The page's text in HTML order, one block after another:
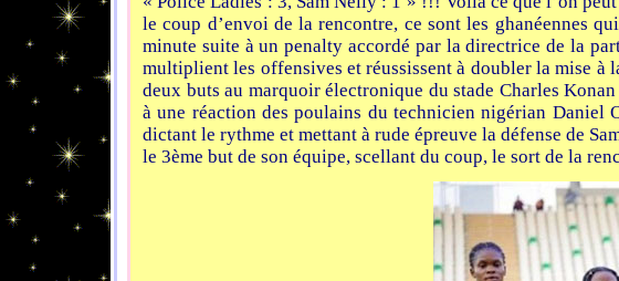
le coup d’envoi de la rencontre, ce sont les ghanéennes
minute suite à un penalty accordé par la directrice de la
multiplient les offensives et réussissent à doubler la mise à
deux buts au marquoir électronique du stade Charles
à une réaction des poulains du technicien nigérian Daniel
dictant le rythme et mettant à rude épreuve la défense de
le 3ème but de son équipe, scellant du coup, le sort de la